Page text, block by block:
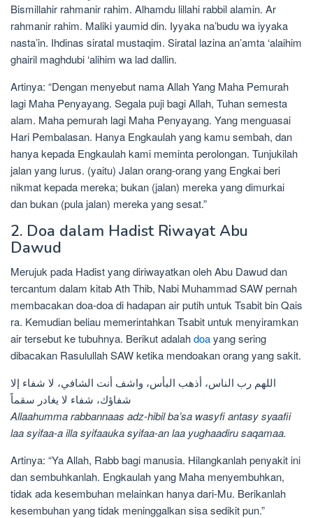
Bismillahir rahmanir rahim. Alhamdu lillahi rabbil alamin. Ar
rahmanir rahim. Maliki yaumid din. Iyyaka na’budu wa iyyaka
nasta’in. Ihdinas siratal mustaqim. Siratal lazina an’amta ‘alaihim
ghairil maghdubi ‘alihim wa lad dallin.
Artinya: “Dengan menyebut nama Allah Yang Maha Pemurah
lagi Maha Penyayang. Segala puji bagi Allah, Tuhan semesta
alam. Maha pemurah lagi Maha Penyayang. Yang menguasai
Hari Pembalasan. Hanya Engkaulah yang kamu sembah, dan
hanya kepada Engkaulah kami meminta perolongan. Tunjukilah
jalan yang lurus. (yaitu) Jalan orang-orang yang Engkai beri
nikmat kepada mereka; bukan (jalan) mereka yang dimurkai
dan bukan (pula jalan) mereka yang sesat.”
2. Doa dalam Hadist Riwayat Abu
Dawud
Merujuk pada Hadist yang diriwayatkan oleh Abu Dawud dan
tercantum dalam kitab Ath Thib, Nabi Muhammad SAW pernah
membacakan doa-doa di hadapan air putih untuk Tsabit bin Qais
ra. Kemudian beliau memerintahkan Tsabit untuk menyiramkan
air tersebut ke tubuhnya. Berikut adalahdoayang sering
dibacakan Rasulullah SAW ketika mendoakan orang yang sakit.
اللهم رب الناس، أذهب البأس، واشف أنت الشافي، لا شفاء إلا
شفاؤك، شفاء لا يغادر سقماً
Allaahumma rabbannaas adz-hibil ba’sa wasyfi antasy syaafii
laa syifaa-a illa syifaauka syifaa-an laa yughaadiru saqamaa.
Artinya: “Ya Allah, Rabb bagi manusia. Hilangkanlah penyakit ini
dan sembuhkanlah. Engkaulah yang Maha menyembuhkan,
tidak ada kesembuhan melainkan hanya dari-Mu. Berikanlah
kesembuhan yang tidak meninggalkan sisa sedikit pun.”